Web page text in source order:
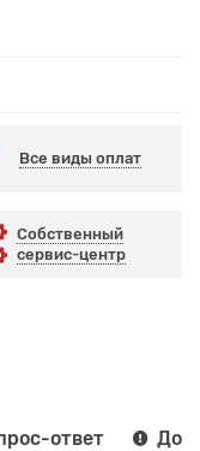
Все виды оплат
Собственный
сервис-центр
ответ